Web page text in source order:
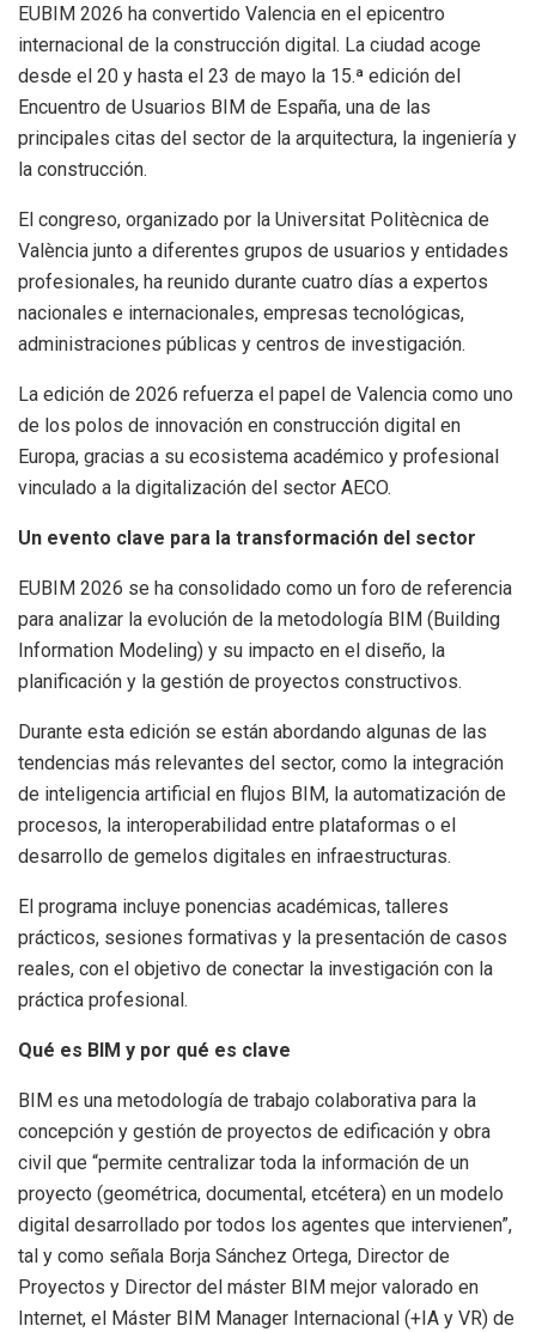
EUBIM 2026 ha convertido Valencia en el epicentro
internacional de la construcción digital. La ciudad acoge
desde el 20 y hasta el 23 de mayo la 15.ª edición del
Encuentro de Usuarios BIM de España, una de las
principales citas del sector de la arquitectura, la ingeniería y
la construcción.
El congreso, organizado por la Universitat Politècnica de
València junto a diferentes grupos de usuarios y entidades
profesionales, ha reunido durante cuatro días a expertos
nacionales e internacionales, empresas tecnológicas,
administraciones públicas y centros de investigación.
La edición de 2026 refuerza el papel de Valencia como uno
de los polos de innovación en construcción digital en
Europa, gracias a su ecosistema académico y profesional
vinculado a la digitalización del sector AECO.
Un evento clave para la transformación del sector
EUBIM 2026 se ha consolidado como un foro de referencia
para analizar la evolución de la metodología BIM (Building
Information Modeling) y su impacto en el diseño, la
planificación y la gestión de proyectos constructivos.
Durante esta edición se están abordando algunas de las
tendencias más relevantes del sector, como la integración
de inteligencia artificial en flujos BIM, la automatización de
procesos, la interoperabilidad entre plataformas o el
desarrollo de gemelos digitales en infraestructuras.
El programa incluye ponencias académicas, talleres
prácticos, sesiones formativas y la presentación de casos
reales, con el objetivo de conectar la investigación con la
práctica profesional.
Qué es BIM y por qué es clave
BIM es una metodología de trabajo colaborativa para la
concepción y gestión de proyectos de edificación y obra
civil que “permite centralizar toda la información de un
proyecto (geométrica, documental, etcétera) en un modelo
digital desarrollado por todos los agentes que intervienen”,
tal y como señala Borja Sánchez Ortega, Director de
Proyectos y Director del máster BIM mejor valorado en
Internet, el Máster BIM Manager Internacional (+IA y VR) de